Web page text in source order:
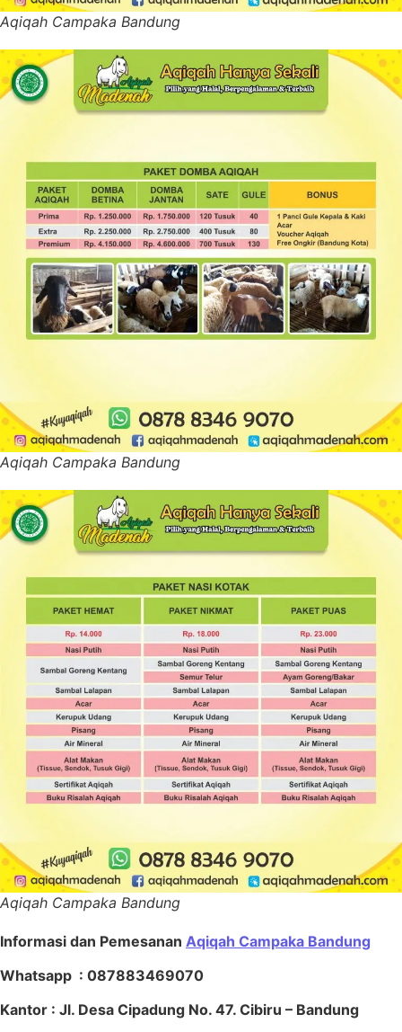
Aqiqah Campaka Bandung
Aqiqah Campaka Bandung
Aqiqah Campaka Bandung
Informasi dan Pemesanan Aqiqah Campaka Bandung
Whatsapp : 087883469070
Kantor : Jl. Desa Cipadung No. 47. Cibiru – Bandung